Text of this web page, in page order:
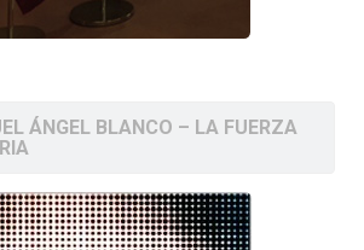
ÁNGEL BLANCO – LA FUERZA